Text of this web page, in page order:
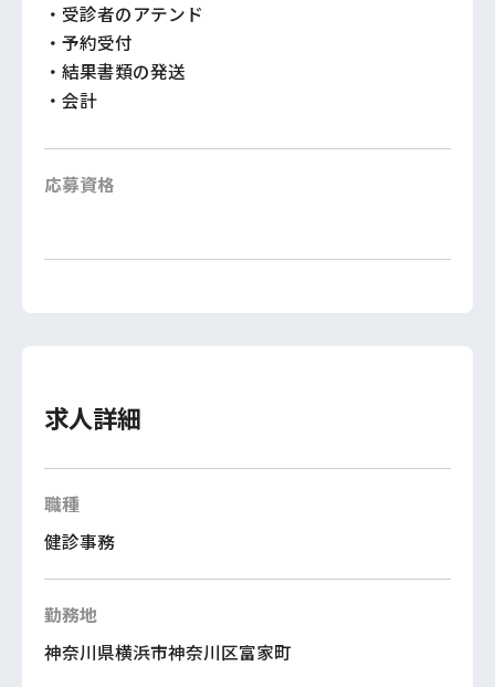
・受診者のアテンド
・予約受付
・結果書類の発送
・会計
応募資格
求人詳細
職種
健診事務
勤務地
神奈川県横浜市神奈川区富家町